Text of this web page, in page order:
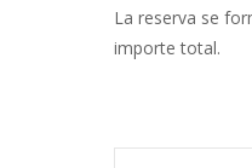
La reserva se
importe total.